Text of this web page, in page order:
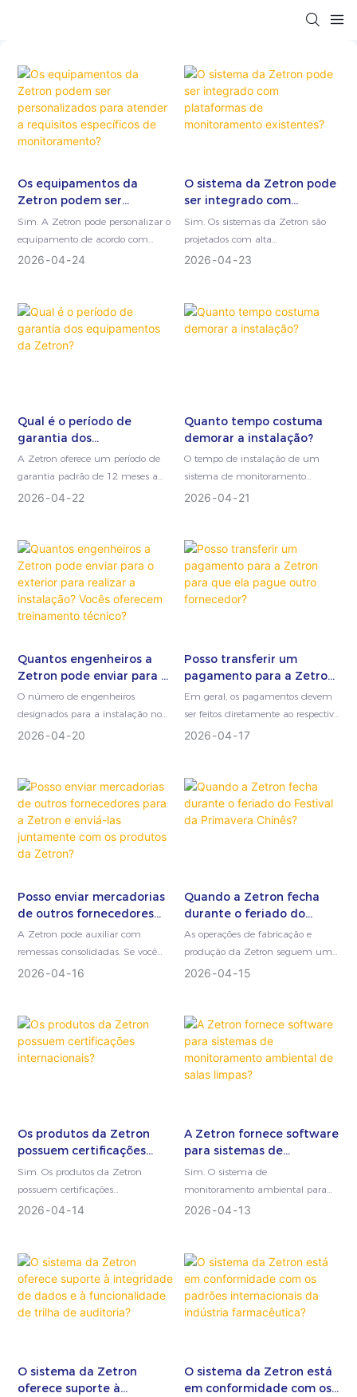
Os equipamentos da
Zetron podem ser
personalizados para
atender a requisitos
monitoramento?
Sim. A Zetron pode personalizar o
equipamento de acordo com
diferentes tipos de gás, faixas de
instalação para atender a
necessidades específicas de
monitoramento.
2026 04 24
O sistema da Zetron pode
ser integrado com
plataformas de
monitoramento
Sim. Os sistemas da Zetron são
projetados com alta
compatibilidade e interfaces de
plataformas de monitoramento e
sistemas de controle industrial
2026 04 23
Qual é o período de
garantia dos
equipamentos da Zetron?
A Zetron oferece um período de
garantia padrão de 12 meses a
partir da data de entrega para
os clientes recebam produtos
confiáveis ​​e suporte oportuno
durante a fase inicial de operação
do sistema.
2026 04 22
Quanto tempo costuma
demorar a instalação?
O tempo de instalação de um
sistema de monitoramento
depende principalmente do
maioria dos sistemas padrão
fornecidos pela Zetron, a
instalação e o comissionamento
podem ser concluídos em 1 a 5
2026 04 21
Quantos engenheiros a
Zetron pode enviar para o
exterior para realizar a
instalação? Vocês
técnico?
O número de engenheiros
designados para a instalação no
exterior depende do tamanho, da
2026 04 20
Posso transferir um
pagamento para a Zetron
para que ela pague outro
fornecedor?
Em geral, os pagamentos devem
ser feitos diretamente ao respectivo
fornecedor responsável pelo
transações financeiras
transparentes, documentação
adequada e conformidade com
2026 04 17
Posso enviar mercadorias
de outros fornecedores
para a Zetron e enviá-las
juntamente com os
A Zetron pode auxiliar com
remessas consolidadas. Se você
adquiriu produtos de outros
fábrica da Zetron e enviá-las
juntamente com os produtos da
Zetron, desde que certas
2026 04 16
Quando a Zetron fecha
durante o feriado do
Festival da Primavera
Chinês?
As operações de fabricação e
produção da Zetron seguem uma
paralisação programada anual
China.
2026 04 15
Os produtos da Zetron
possuem certificações
internacionais?
Sim. Os produtos da Zetron
possuem certificações
internacionais abrangentes para
conformidade com as normas de
segurança. Essas certificações
refletem nosso compromisso em
atender aos mais altos padrões de
atuamos.
2026 04 14
A Zetron fornece software
para sistemas de
monitoramento ambiental
de salas limpas?
Sim. O sistema de
monitoramento ambiental para
salas limpas da Zetron inclui um
ambientes farmacêuticos
regulamentados. A plataforma
integrada combina recursos
robustos de conformidade com
qualidade e regulamentação da
sua instalação.
2026 04 13
O sistema da Zetron
oferece suporte à
O sistema da Zetron está
em conformidade com os